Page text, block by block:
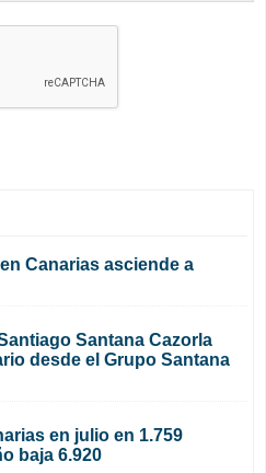
Canarias asciende a
Santana Cazorla
desde el Grupo Santana
en julio en 1.759
baja 6.920